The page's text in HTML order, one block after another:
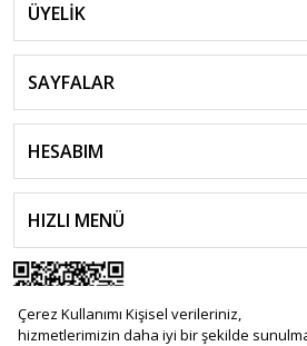
Çerez Kullanımı Kişisel verileriniz,
hizmetlerimizin daha iyi bir şekilde
ÜYELİK
SAYFALAR
HESABIM
HIZLI MENÜ